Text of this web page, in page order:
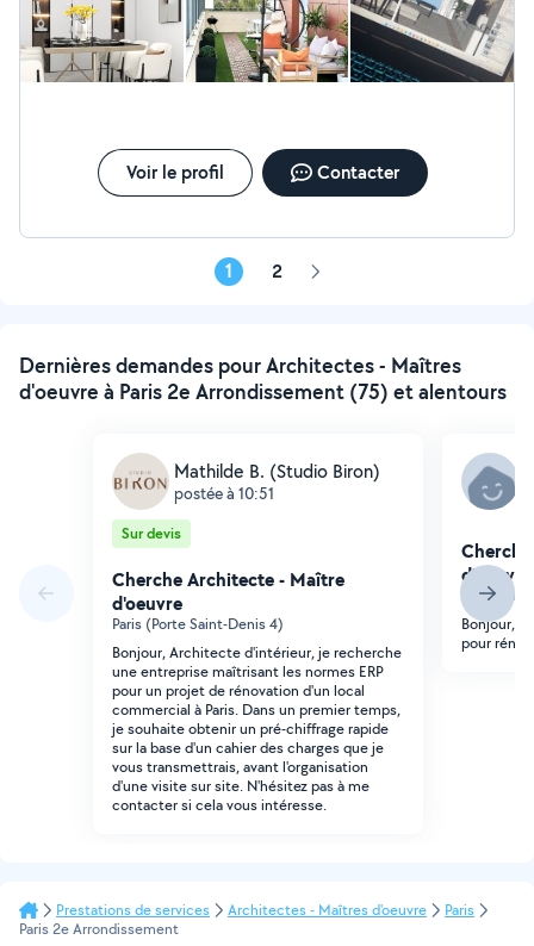
Voir le profil Contacter
1 2 Page
Dernières demandes pour Architectes - Maîtres
d'oeuvre à Paris 2e Arrondissement (75) et alentours
Mathilde B. (Studio Biron)
postée à 10:51
Sur devis
Cherche Architecte - Maître
d'oeuvre
Paris (Porte Saint-Denis 4)
Bonjour, Architecte d'intérieur, je recherche
une entreprise maîtrisant les normes ERP
pour un projet de rénovation d'un local
commercial à Paris. Dans un premier temps,
je souhaite obtenir un pré-chiffrage rapide
sur la base d'un cahier des charges que je
vous transmettrais, avant l'organisation
d'une visite sur site. N'hésitez pas à me
contacter si cela vous intéresse.
d'oeuvre
Paris
Bonjour,
pour
Prestations de services Architectes - Maîtres d'oeuvre
Paris
Paris 2e Arrondissement